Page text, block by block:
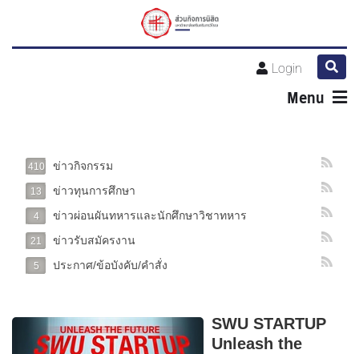
Login
Menu
410 ข่าวกิจกรรม
13 ข่าวทุนการศึกษา
4 ข่าวผ่อนผันทหารและนักศึกษาวิชาทหาร
21 ข่าวรับสมัครงาน
5 ประกาศ/ข้อบังคับ/คำสั่ง
SWU STARTUP
Unleash the